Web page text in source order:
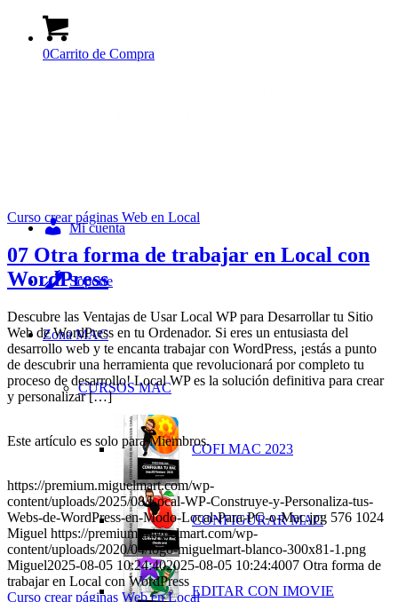
0Carrito de Compra
Mi cuenta
Soporte
Zona MAC
CURSOS MAC
COFI MAC 2023
CONFIGURAR MAC
EDITAR CON IMOVIE
Curso crear páginas Web en Local
07 Otra forma de trabajar en Local con
WordPress
Descubre las Ventajas de Usar Local WP para Desarrollar tu Sitio
Web de WordPress en tu Ordenador. Si eres un entusiasta del
desarrollo web y te encanta trabajar con WordPress, ¡estás a punto
de descubrir una herramienta que revolucionará por completo tu
proceso de desarrollo! Local WP es la solución definitiva para crear
y personalizar […]
Este artículo es solo para Miembros.
https://premium.miguelmart.com/wp-
content/uploads/2025/08/Local-WP-Construye-y-Personaliza-tus-
Webs-de-WordPress-en-Modo-Local-Para-PC-o-Mac.jpg 576 1024
Miguel https://premium.miguelmart.com/wp-
content/uploads/2020/04/logo-miguelmart-blanco-300x81-1.png
Miguel2025-08-05 10:24:402025-08-05 10:24:4007 Otra forma de
trabajar en Local con WordPress
Curso crear páginas Web en Local